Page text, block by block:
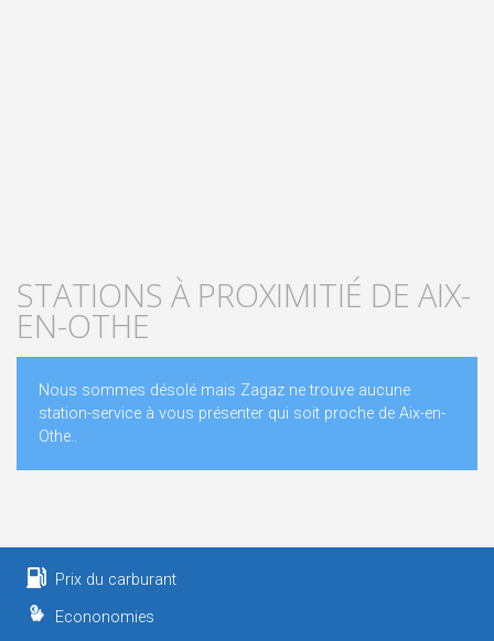
STATIONS À PROXIMITIÉ DE AIX-
EN-OTHE
Nous sommes désolé mais Zagaz ne trouve aucune
station-service à vous présenter qui soit proche de Aix-en-
Othe..
Prix du carburant
Econonomies